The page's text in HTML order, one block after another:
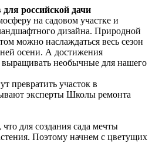
российской дачи
на садовом участке и
дизайна. Природной
можно наслаждаться весь сезон
осени. А достижения
выращивать необычные для нашего
превратить участок в
эксперты Школы ремонта
для создания сада мечты
Поэтому начнем с цветущих